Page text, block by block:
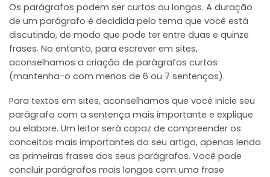
Os parágrafos podem ser curtos ou longos. A duração
de um parágrafo é decidida pelo tema que você está
discutindo, de modo que pode ter entre duas e quinze
frases. No entanto, para escrever em sites,
aconselhamos a criação de parágrafos curtos
(mantenha-o com menos de 6 ou 7 sentenças).
Para textos em sites, aconselhamos que você inicie seu
parágrafo com a sentença mais importante e explique
ou elabore. Um leitor será capaz de compreender os
conceitos mais importantes do seu artigo, apenas lendo
as primeiras frases dos seus parágrafos. Você pode
concluir parágrafos mais longos com uma frase